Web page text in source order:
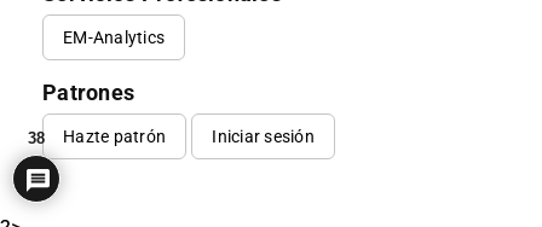
EM-Analytics
Patrones
Hazte patrón Iniciar sesión
38